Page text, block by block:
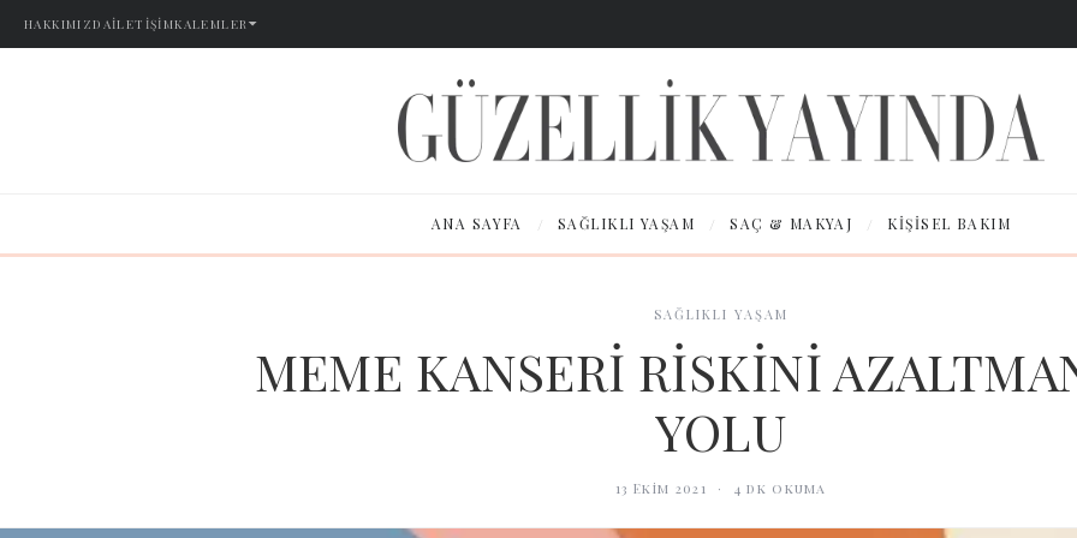
HAKKIMIZDAİLETIŞIMKALEMLER
ANA SAYFA / SAĞLIKLI YAŞAM / SAÇ & MAKYAJ / KIŞISEL BAKIM
SAĞLIKLI YAŞAM
MEME KANSERİ RİSKİNİ
YOLU
13 Ekim 2021 · 4 dk okuma